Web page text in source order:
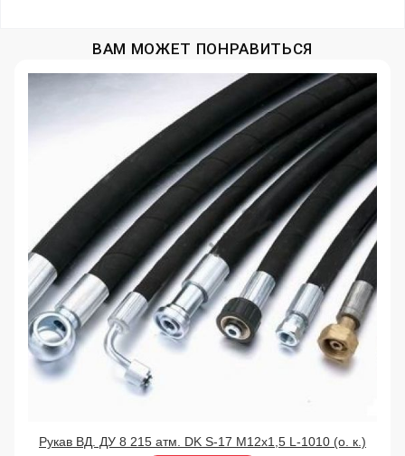
ВАМ МОЖЕТ ПОНРАВИТЬСЯ
Рукав ВД. ДУ 8 215 атм. DK S-17 М12х1,5 L-1010 (о. к.)